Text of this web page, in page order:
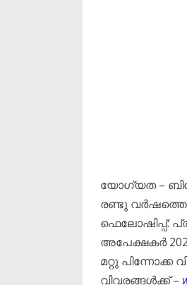
യോഗ്യത –
രണ്ടു വർഷത്തെ
ഫെലോഷിപ്പ്:
അപേക്ഷകർ
മറ്റു
വിവരങ്ങൾക്ക് –